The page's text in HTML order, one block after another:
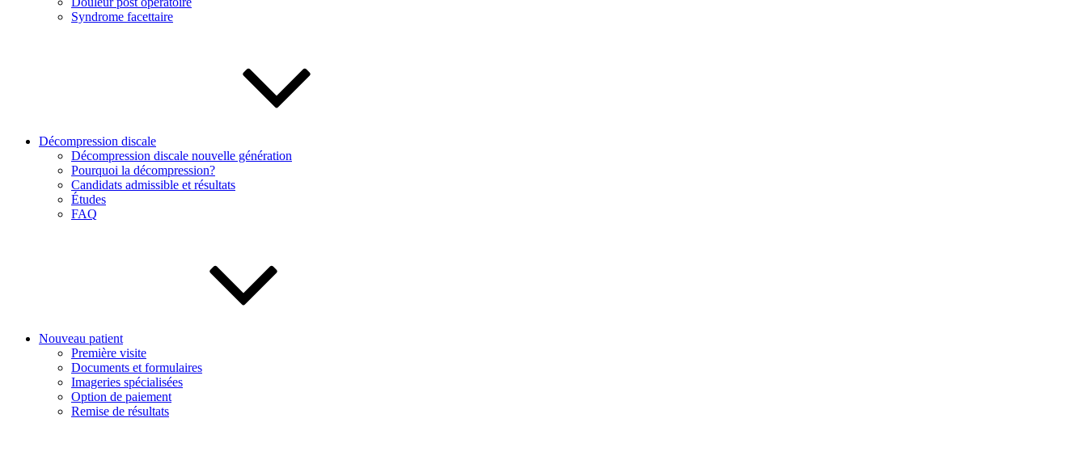
Syndrome facettaire
Décompression discale
Décompression discale nouvelle génération
Pourquoi la décompression?
Candidats admissible et résultats
Études
FAQ
Nouveau patient
Première visite
Documents et formulaires
Imageries spécialisées
Option de paiement
Remise de résultats